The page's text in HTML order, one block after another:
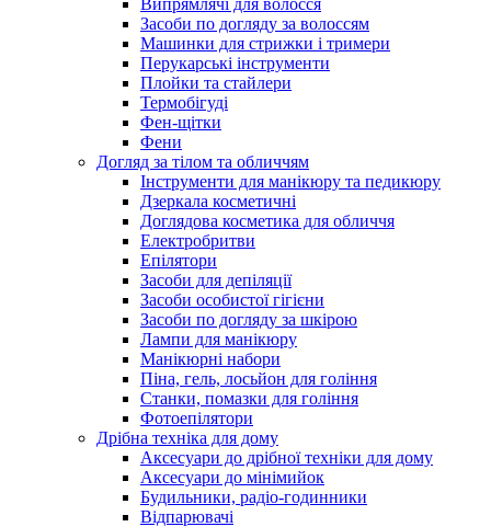
Випрямлячі для волосся
Засоби по догляду за волоссям
Машинки для стрижки і тримери
Перукарські інструменти
Плойки та стайлери
Термобігуді
Фен-щітки
Фени
Догляд за тілом та обличчям
Інструменти для манікюру та педикюру
Дзеркала косметичні
Доглядова косметика для обличчя
Електробритви
Епілятори
Засоби для депіляції
Засоби особистої гігієни
Засоби по догляду за шкірою
Лампи для манікюру
Манікюрні набори
Піна, гель, лосьйон для гоління
Станки, помазки для гоління
Фотоепілятори
Дрібна техніка для дому
Аксесуари до дрібної техніки для дому
Аксесуари до мінімийок
Будильники, радіо-годинники
Відпарювачі